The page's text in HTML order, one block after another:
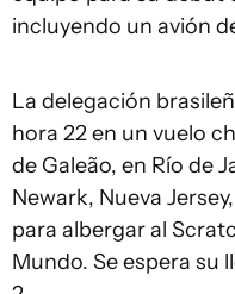
incluyendo un avión
La delegación
hora 22 en un vuelo
de Galeão, en Río de
Newark, Nueva
para albergar al
Mundo. Se espera su